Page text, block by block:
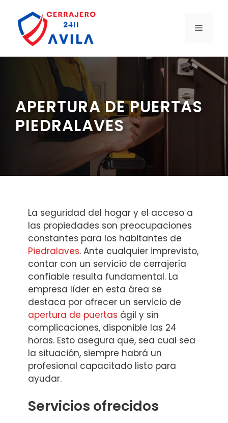
contenido
MENÚ
APERTURA DE PUERTAS
PIEDRALAVES
La seguridad del hogar y el acceso a
las propiedades son preocupaciones
constantes para los habitantes de
Piedralaves. Ante cualquier imprevisto,
contar con un servicio de cerrajería
confiable resulta fundamental. La
empresa líder en esta área se
destaca por ofrecer un servicio de
apertura de puertas ágil y sin
complicaciones, disponible las 24
horas. Esto asegura que, sea cual sea
la situación, siempre habrá un
profesional capacitado listo para
ayudar.
Servicios ofrecidos